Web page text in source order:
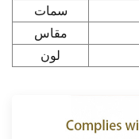
سمات
مقاس
لون